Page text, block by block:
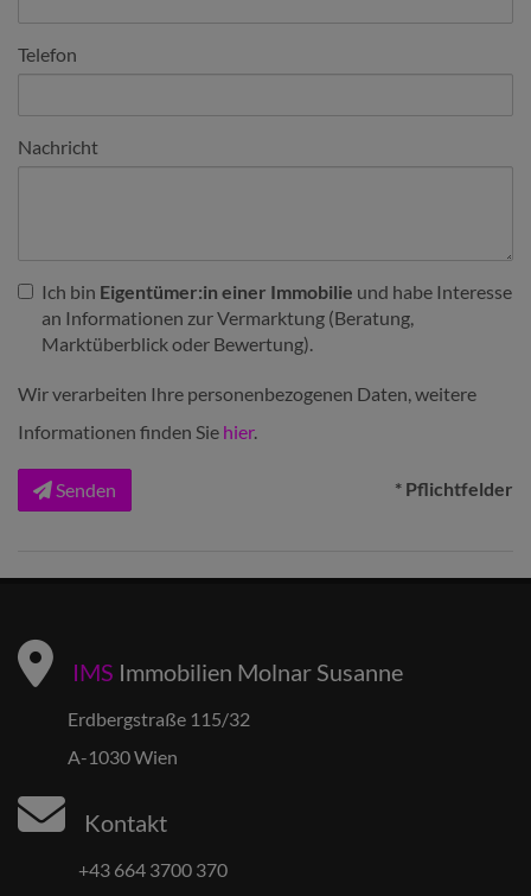
Telefon
Nachricht
Ich bin Eigentümer:in einer Immobilie und habe Interesse
an Informationen zur Vermarktung (Beratung,
Marktüberblick oder Bewertung).
Wir verarbeiten Ihre personenbezogenen Daten, weitere
Informationen finden Sie hier.
Senden * Pflichtfelder
IMS Immobilien Molnar Susanne
Erdbergstraße 115/32
A-1030 Wien
Kontakt
+43 664 3700 370